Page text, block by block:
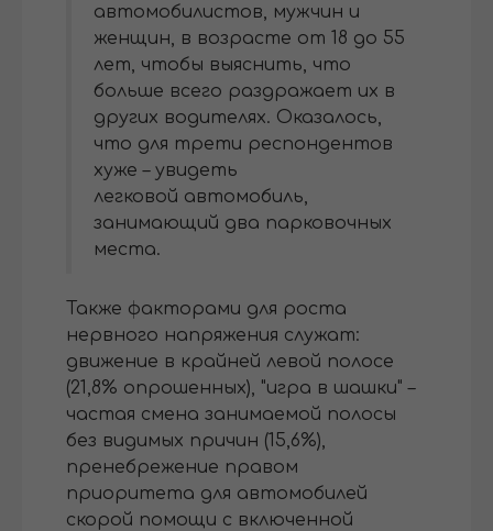
автомобилистов, мужчин и
женщин, в возрасте от 18 до 55
лет, чтобы выяснить, что
больше всего раздражает их в
других водителях. Оказалось,
что для трети респондентов
хуже – увидеть
легковой автомобиль,
занимающий два парковочных
места.
Также факторами для роста
нервного напряжения служат:
движение в крайней левой полосе
(21,8% опрошенных), "игра в шашки" –
частая смена занимаемой полосы
без видимых причин (15,6%),
пренебрежение правом
приоритета для автомобилей
скорой помощи с включенной